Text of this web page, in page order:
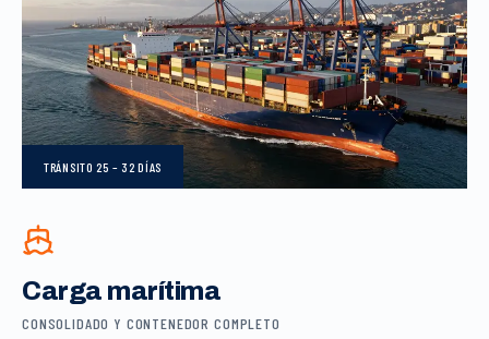
TRÁNSITO 25 – 32 DÍAS
Carga marítima
CONSOLIDADO Y CONTENEDOR COMPLETO